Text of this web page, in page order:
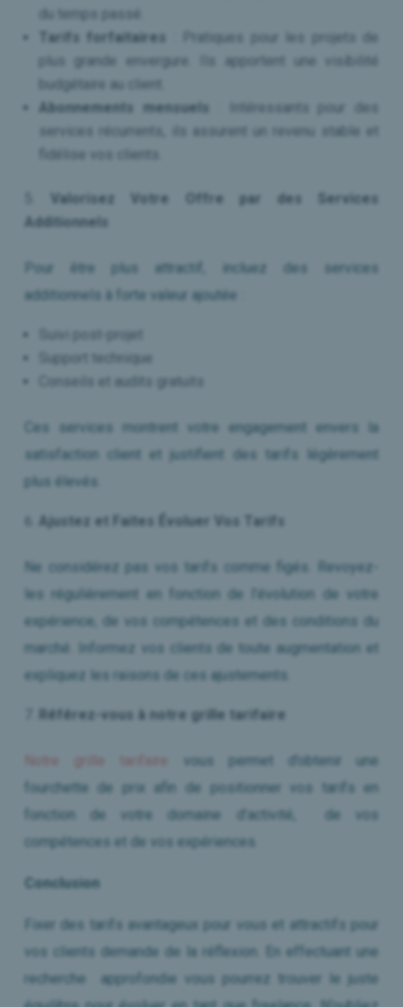
du temps passé.
Tarifs forfaitaires
: Pratiques pour les projets de
plus grande envergure. Ils apportent une visibilité
budgétaire au client.
Abonnements mensuels : Intéressants pour des
services récurrents, ils assurent un revenu stable et
fidélise vos clients.
Valorisez Votre Offre par des Services
Additionnels
Pour être plus attractif, incluez des services
additionnels à forte valeur ajoutée :
Suivi post-projet
Support technique
Conseils et audits gratuits
Ces services montrent votre engagement envers la
satisfaction client et justifient des tarifs légèrement
plus élevés.
Ajustez et Faites Évoluer Vos Tarifs
Ne considérez pas vos tarifs comme figés. Revoyez-
les régulièrement en fonction de l’évolution de votre
expérience, de vos compétences et des conditions du
marché. Informez vos clients de toute augmentation et
expliquez les raisons de ces ajustements.
Référez-vous à notre grille tarifaire
Notre grille tarifaire
vous permet d’obtenir une
fourchette de prix afin de positionner vos tarifs en
fonction de votre domaine d’activité, de vos
compétences et de vos expériences.
Conclusion
Fixer des tarifs avantageux pour vous et attractifs pour
vos clients demande de la réflexion. En effectuant une
recherche approfondie vous pourrez trouver le juste